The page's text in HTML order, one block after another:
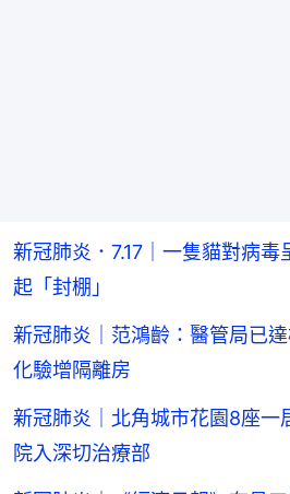
新冠肺炎．7.17｜一隻貓對病
起「封棚」
新冠肺炎｜范鴻齡：醫管局已
化驗增隔離房
新冠肺炎｜北角城市花園8座
院入深切治療部